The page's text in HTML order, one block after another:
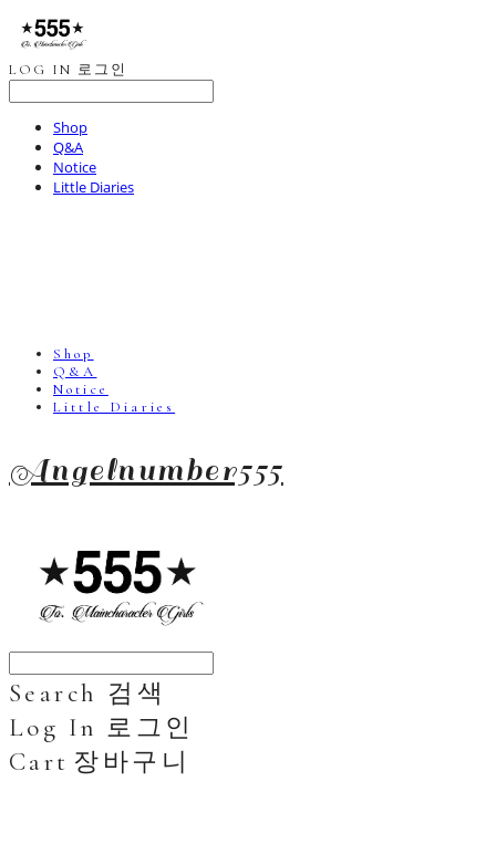
LOG IN 로그인
Shop
Q&A
Notice
Little Diaries
Shop
Q&A
Notice
Little Diaries
Angelnumber555
Search 검색
Log In 로그인
Cart 장바구니